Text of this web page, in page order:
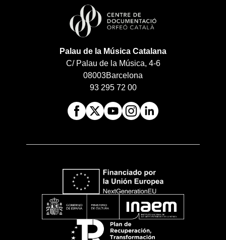
Palau de la Música Catalana
C/ Palau de la Música, 4-6
08003Barcelona
93 295 72 00